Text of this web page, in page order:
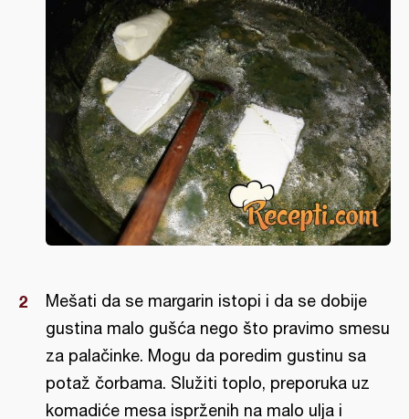
Mešati da se margarin istopi i da se dobije
gustina malo gušća nego što pravimo smesu
za palačinke. Mogu da poredim gustinu sa
potaž čorbama. Služiti toplo, preporuka uz
komadiće mesa isprženih na malo ulja i